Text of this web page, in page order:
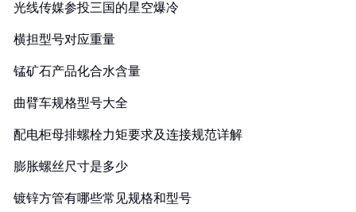
光线传媒参投三国的星空爆冷
横担型号对应重量
锰矿石产品化合水含量
曲臂车规格型号大全
配电柜母排螺栓力矩要求及连接规范详解
膨胀螺丝尺寸是多少
镀锌方管有哪些常见规格和型号